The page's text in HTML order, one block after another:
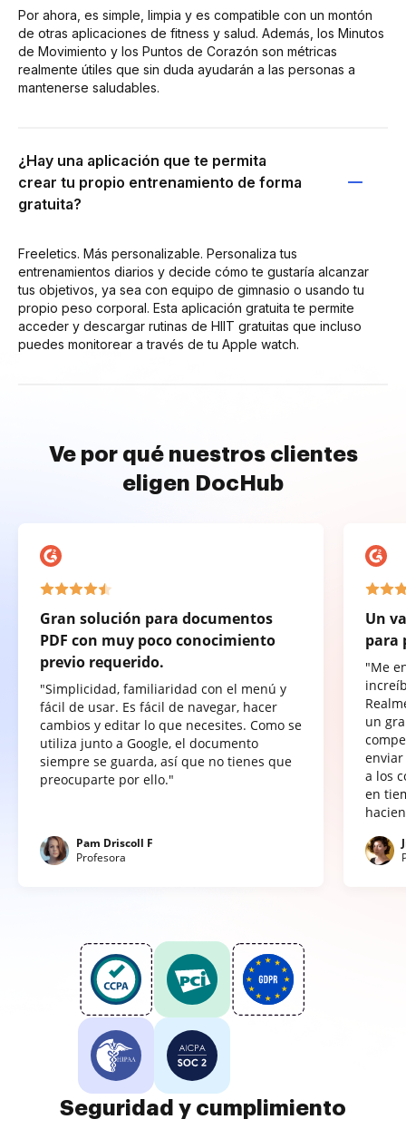
Por ahora, es simple, limpia y es compatible con un montón
de otras aplicaciones de fitness y salud. Además, los Minutos
de Movimiento y los Puntos de Corazón son métricas
realmente útiles que sin duda ayudarán a las personas a
mantenerse saludables.
¿Hay una aplicación que te permita
crear tu propio entrenamiento de forma
gratuita?
Freeletics. Más personalizable. Personaliza tus
entrenamientos diarios y decide cómo te gustaría alcanzar
tus objetivos, ya sea con equipo de gimnasio o usando tu
propio peso corporal. Esta aplicación gratuita te permite
acceder y descargar rutinas de HIIT gratuitas que incluso
puedes monitorear a través de tu Apple watch.
Ve por qué nuestros clientes
eligen DocHub
Gran solución para documentos
PDF con muy poco conocimiento
previo requerido.
"Simplicidad, familiaridad con el menú y
fácil de usar. Es fácil de navegar, hacer
cambios y editar lo que necesites. Como se
utiliza junto a Google, el documento
siempre se guarda, así que no tienes que
preocuparte por ello."
Pam Driscoll F
Profesora
Un
para
"Me
un
a los
en
Seguridad y cumplimiento